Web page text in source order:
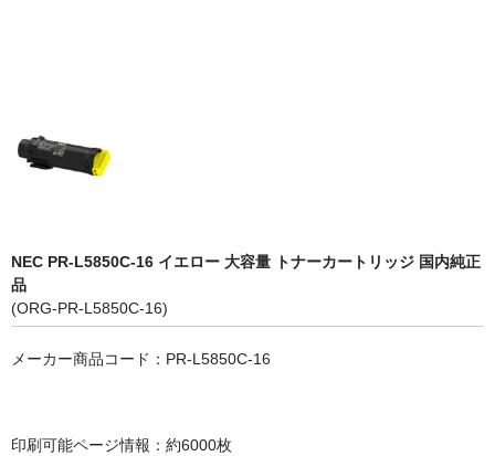
パナソニック
インクカートリッジ
キヤノン CANON
リコー RICOH
NEC PR-L5850C-16 イエロー 大容量 トナーカートリッジ 国内純正
品
(ORG-PR-L5850C-16)
メーカー商品コード：PR-L5850C-16
印刷可能ページ情報：約6000枚